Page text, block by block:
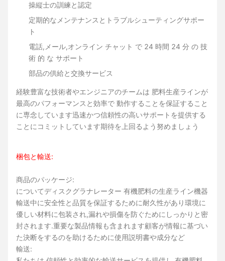
操縦士の訓練と認定
定期的なメンテナンスとトラブルシューティングサポー
ト
電話,メール,オンライン チャット で 24 時間 24 分 の 技
術 的 な サポート
部品の供給と交換サービス
経験豊富な技術者やエンジニアのチームは 肥料生産ラインが
最高のパフォーマンスと効率で 動作することを保証すること
に専念しています迅速かつ信頼性の高いサポートを提供する
ことにコミットしています期待を上回るよう努めましょう
梱包と輸送:
商品のパッケージ:
についてディスクグラナレーター 有機肥料の生産ライン機器
輸送中に安全性と品質を保証するために耐久性があり環境に
優しい材料に包装され,漏れや損傷を防ぐためにしっかりと密
封されます.重要な製品情報も含まれます顧客が情報に基づい
た決断をするのを助けるために使用説明書や成分など
輸送: